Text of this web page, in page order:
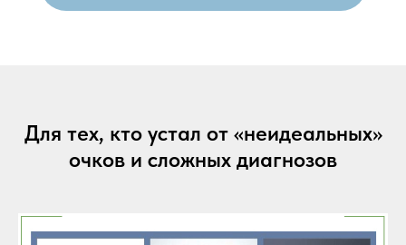
Для тех, кто устал от «неидеальных»
очков и сложных диагнозов